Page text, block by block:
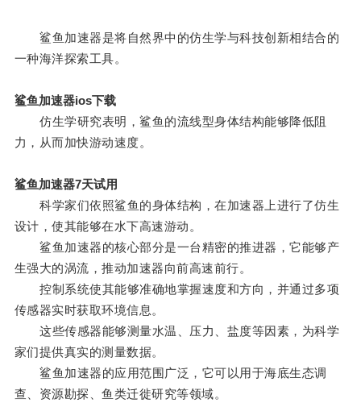
鲨鱼加速器是将自然界中的仿生学与科技创新相结合的
一种海洋探索工具。
鲨鱼加速器ios下载
仿生学研究表明，鲨鱼的流线型身体结构能够降低阻
力，从而加快游动速度。
鲨鱼加速器7天试用
科学家们依照鲨鱼的身体结构，在加速器上进行了仿生
设计，使其能够在水下高速游动。
鲨鱼加速器的核心部分是一台精密的推进器，它能够产
生强大的涡流，推动加速器向前高速前行。
控制系统使其能够准确地掌握速度和方向，并通过多项
传感器实时获取环境信息。
这些传感器能够测量水温、压力、盐度等因素，为科学
家们提供真实的测量数据。
鲨鱼加速器的应用范围广泛，它可以用于海底生态调
查、资源勘探、鱼类迁徙研究等领域。